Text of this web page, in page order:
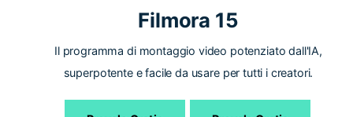
Filmora 15
Il programma di montaggio video potenziato dall'IA,
superpotente e facile da usare per tutti i creatori.